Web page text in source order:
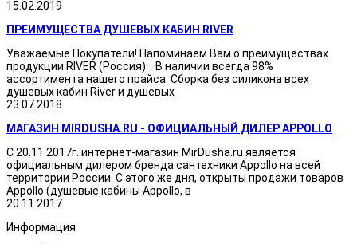
15.02.2019
ПРЕИМУЩЕСТВА ДУШЕВЫХ КАБИН RIVER
Уважаемые Покупатели! Напоминаем Вам о преимуществах
продукции RIVER (Россия): В наличии всегда 98%
ассортимента нашего прайса. Сборка без силикона всех
душевых кабин River и душевых
23.07.2018
МАГАЗИН MIRDUSHA.RU - ОФИЦИАЛЬНЫЙ ДИЛЕР APPOLLO
С 20.11.2017г. интернет-магазин MirDusha.ru является
официальным дилером бренда сантехники Appollo на всей
территории России. С этого же дня, открыты продажи товаров
Appollo (душевые кабины Appollo, в
20.11.2017
Информация